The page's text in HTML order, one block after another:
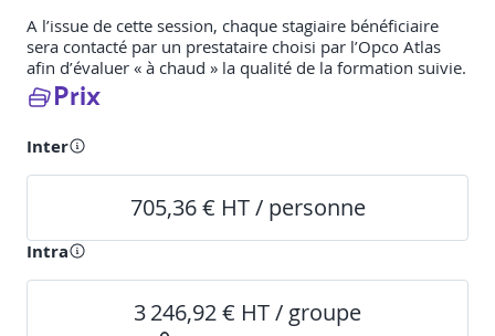
A l’issue de cette session, chaque stagiaire bénéficiaire
sera contacté par un prestataire choisi par l’Opco Atlas
afin d’évaluer « à chaud » la qualité de la formation suivie.
Prix
Inter
705,36 € HT / personne
Intra
3 246,92 € HT / groupe